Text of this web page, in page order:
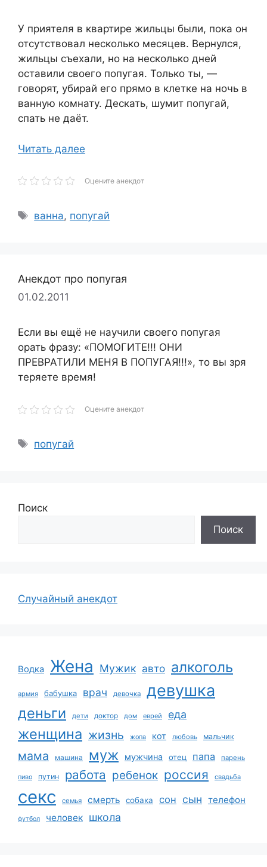
У приятеля в квартире жильцы были, пока он
отсутствовал несколько месяцев. Вернулся,
жильцы съехали, но на несколько дней
оставили своего попугая. Только ты, —
говорят, убирай его прямо в клетке на ночь в
ванную комнату. Дескать, шумит попугай,
спать не даёт.
Читать далее
Оцените анекдот
Метки
ванна, попугай
Анекдот про попугая
01.02.2011
Если вы ещё не научили своего попугая
орать фразу: «ПОМОГИТЕ!!! ОНИ
ПРЕВРАТИЛИ МЕНЯ В ПОПУГАЯ!!!», то вы зря
теряете время!
Оцените анекдот
Метки
попугай
Поиск
Поиск
Случайный анекдот
Водка Жена Мужик авто алкоголь
армия бабушка врач девочка девушка
деньги дети доктор дом еврей еда
женщина жизнь жопа кот любовь мальчик
мама машина муж мужчина отец папа парень
пиво путин работа ребенок россия свадьба
секс семья смерть собака сон сын телефон
футбол человек школа